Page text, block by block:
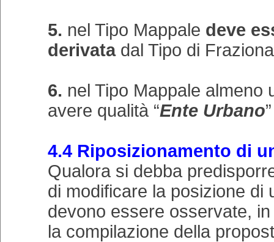
5. nel Tipo Mappale deve
derivatadal Tipo di
6. nel Tipo Mappale almeno
avere qualità “Ente Urbano
4.4 Riposizionamento di
Qualora si debba
di modificare la posizione di
devono essere osservate,
la compilazione della